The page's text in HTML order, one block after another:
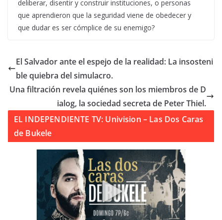
deliberar, disentir y construir instituciones, o personas
que aprendieron que la seguridad viene de obedecer y
que dudar es ser cómplice de su enemigo?
El Salvador ante el espejo de la realidad: La insosteni
ble quiebra del simulacro.
Una filtración revela quiénes son los miembros de D
ialog, la sociedad secreta de Peter Thiel.
EL INDEPENDIENTE TV: Univision – Las Dos Caras
de Bukele